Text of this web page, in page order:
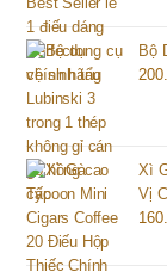
Bộ
Xì
Vị